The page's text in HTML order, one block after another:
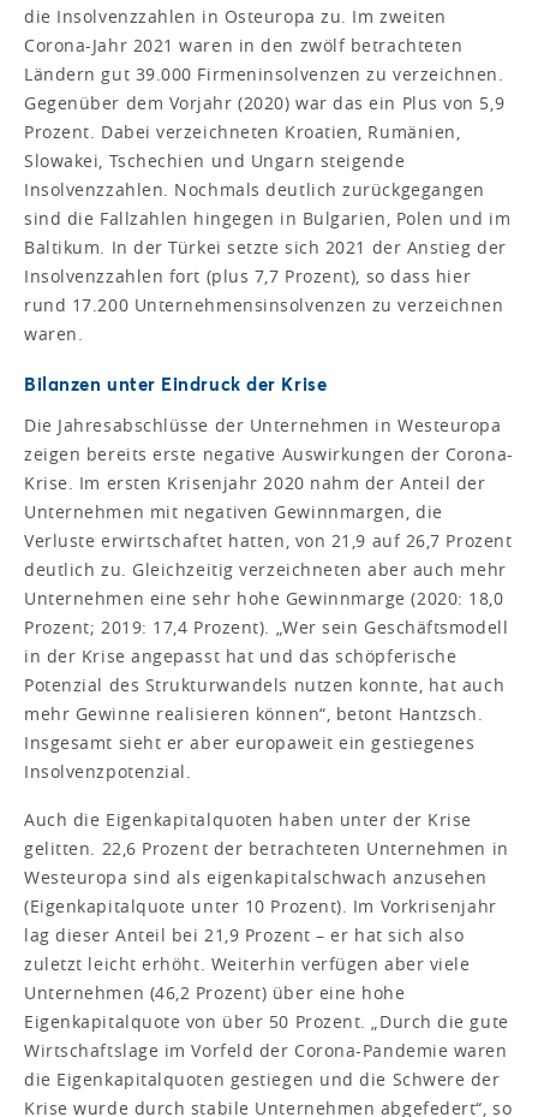
die Insolvenzzahlen in Osteuropa zu. Im zweiten
Corona-Jahr 2021 waren in den zwölf betrachteten
Ländern gut 39.000 Firmeninsolvenzen zu verzeichnen.
Gegenüber dem Vorjahr (2020) war das ein Plus von 5,9
Prozent. Dabei verzeichneten Kroatien, Rumänien,
Slowakei, Tschechien und Ungarn steigende
Insolvenzzahlen. Nochmals deutlich zurückgegangen
sind die Fallzahlen hingegen in Bulgarien, Polen und im
Baltikum. In der Türkei setzte sich 2021 der Anstieg der
Insolvenzzahlen fort (plus 7,7 Prozent), so dass hier
rund 17.200 Unternehmensinsolvenzen zu verzeichnen
waren.
Bilanzen unter Eindruck der Krise
Die Jahresabschlüsse der Unternehmen in Westeuropa
zeigen bereits erste negative Auswirkungen der Corona-
Krise. Im ersten Krisenjahr 2020 nahm der Anteil der
Unternehmen mit negativen Gewinnmargen, die
Verluste erwirtschaftet hatten, von 21,9 auf 26,7 Prozent
deutlich zu. Gleichzeitig verzeichneten aber auch mehr
Unternehmen eine sehr hohe Gewinnmarge (2020: 18,0
Prozent; 2019: 17,4 Prozent). „Wer sein Geschäftsmodell
in der Krise angepasst hat und das schöpferische
Potenzial des Strukturwandels nutzen konnte, hat auch
mehr Gewinne realisieren können“, betont Hantzsch.
Insgesamt sieht er aber europaweit ein gestiegenes
Insolvenzpotenzial.
Auch die Eigenkapitalquoten haben unter der Krise
gelitten. 22,6 Prozent der betrachteten Unternehmen in
Westeuropa sind als eigenkapitalschwach anzusehen
(Eigenkapitalquote unter 10 Prozent). Im Vorkrisenjahr
lag dieser Anteil bei 21,9 Prozent – er hat sich also
zuletzt leicht erhöht. Weiterhin verfügen aber viele
Unternehmen (46,2 Prozent) über eine hohe
Eigenkapitalquote von über 50 Prozent. „Durch die gute
Wirtschaftslage im Vorfeld der Corona-Pandemie waren
die Eigenkapitalquoten gestiegen und die Schwere der
Krise wurde durch stabile Unternehmen abgefedert“, so